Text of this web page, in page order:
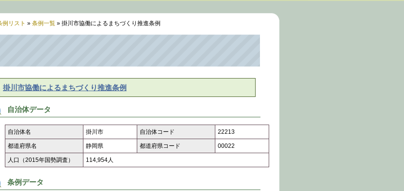
例リスト » 条例一覧 » 掛川市協働によるまちづくり推進条例
掛川市協働によるまちづくり推進条例
自治体データ
自治体名 掛川市 自治体コード 22213
都道府県名 静岡県 都道府県コード 00022
人口（2015年国勢調査） 114,954人
条例データ